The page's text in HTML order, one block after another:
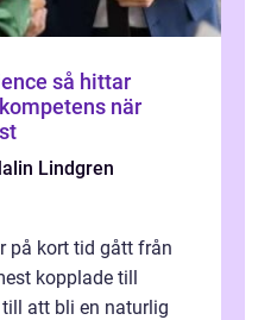
hittar
när
Lindgren
på kort tid gått från
kopplade till
att bli en naturlig